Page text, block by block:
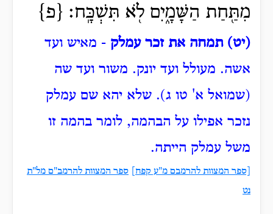
מִתַּ֖חַת הַשָּׁמָ֑יִם לֹ֖א תִּשְׁכָּֽח׃ {פ}
(יט) תמחה את זכר עמלק - מאיש ועד
אשה. מעולל ועד יונק. משור ועד שה
(שמואל א' טו ג). שלא יהא שם עמלק
נזכר אפילו על הבהמה, לומר בהמה זו
משל עמלק הייתה.
[ספר המצוות להרמבם מ"ע קפח]
ספר המצוות להרמב"ם מל"ת
נט